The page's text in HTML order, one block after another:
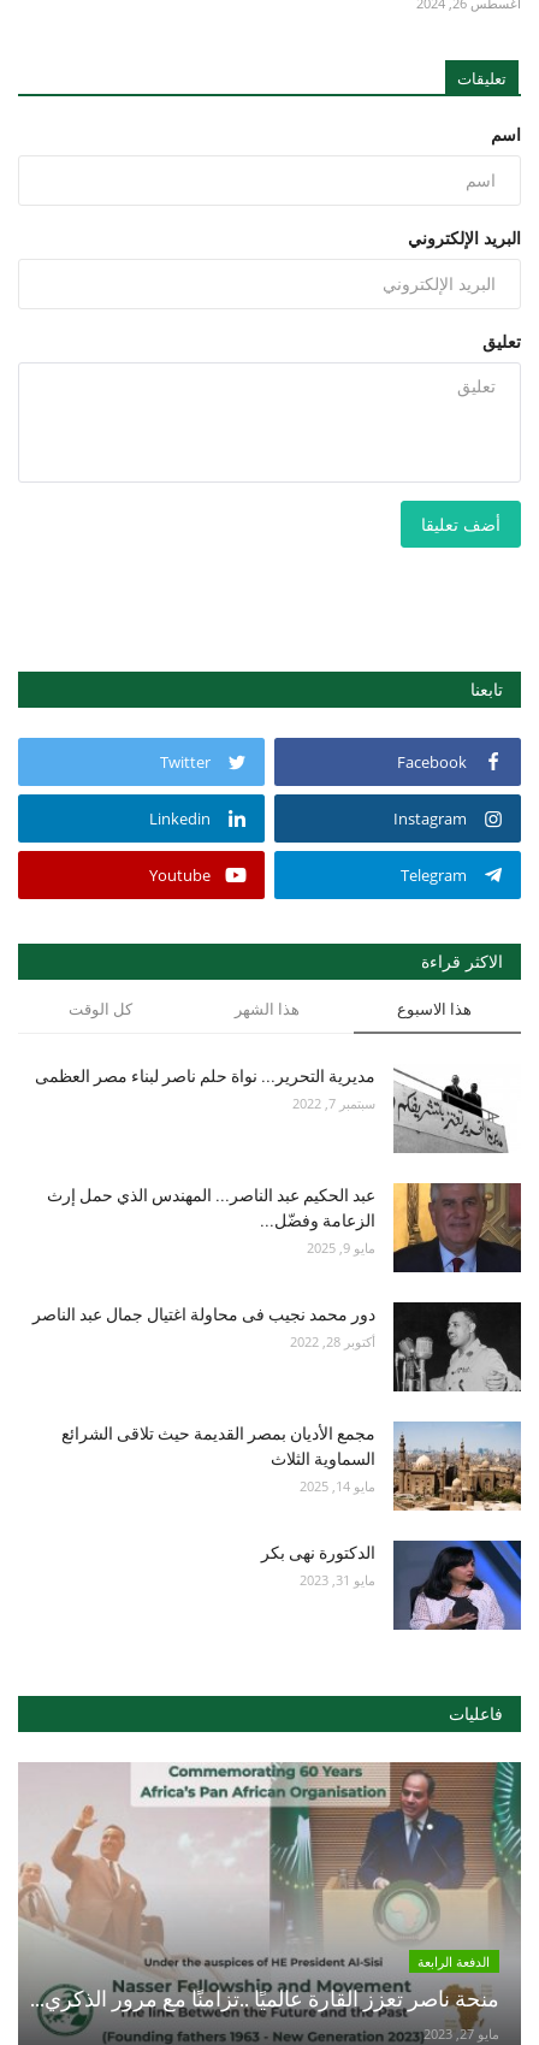
تعليقات
اسم
البريد الإلكتروني
تعليق
أضف تعليقا
تابعنا
Facebook
Twitter
Instagram
Linkedin
Telegram
Youtube
الاكثر قراءة
هذا الاسبوع هذا الشهر كل الوقت
مديرية التحرير... نواة حلم ناصر لبناء مصر العظمى
سبتمبر 7, 2022
عبد الحكيم عبد الناصر... المهندس الذي حمل إرث
الزعامة وفضّل...
مايو 9, 2025
دور محمد نجيب فى محاولة اغتيال جمال عبد الناصر
أكتوبر 28, 2022
مجمع الأديان بمصر القديمة حيث تلاقى الشرائع
السماوية الثلاث
مايو 14, 2025
الدكتورة نهى بكر
مايو 31, 2023
فاعليات
الدفعة الرابعة
منحة ناصر تعزز القارة عالميًا ..تزامنًا مع مرور الذكري...
مايو 27, 2023